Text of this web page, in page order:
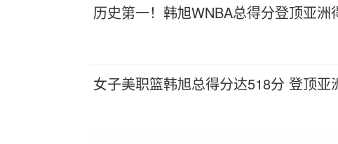
历史第一！韩旭WNBA总得分登顶亚洲
女子美职篮韩旭总得分达518分 登顶亚